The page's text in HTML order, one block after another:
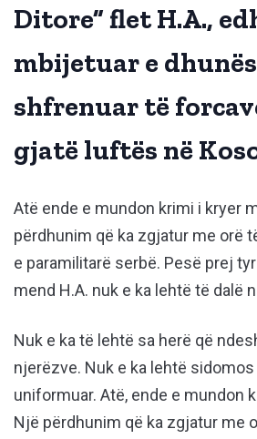
Ditore” flet H.A.,
mbijetuar e
shfrenuar të
gjatë luftës në
Atë ende e mundon krimi i kryer
përdhunim që ka zgjatur me orë
e paramilitarë serbë. Pesë prej
mend H.A. nuk e ka lehtë të dalë
Nuk e ka të lehtë sa herë që
njerëzve. Nuk e ka lehtë
uniformuar. Atë, ende e mundon
Një përdhunim që ka zgjatur me